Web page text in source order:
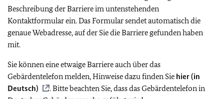
Beschreibung der Barriere im untenstehenden
Kontaktformular ein. Das Formular sendet automatisch die
genaue Webadresse, auf der Sie die Barriere gefunden haben
mit.
Sie können eine etwaige Barriere auch über das
Gebärdentelefon melden, Hinweise dazu finden Sie hier (in
Deutsch)
. Bitte beachten Sie, dass das Gebärdentelefon in